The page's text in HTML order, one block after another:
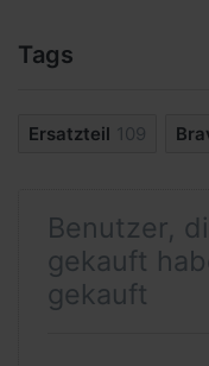
Tags
Ersatzteil 109
Benutzer,
gekauft
gekauft